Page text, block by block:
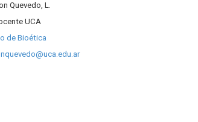
Quevedo, L.
UCA
de Bioética